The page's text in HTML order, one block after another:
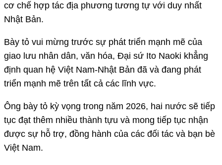
cơ chế hợp tác địa phương tương tự với duy nhất
Nhật Bản.
Bày tỏ vui mừng trước sự phát triển mạnh mẽ của
giao lưu nhân dân, văn hóa, Đại sứ Ito Naoki khẳng
định quan hệ Việt Nam-Nhật Bản đã và đang phát
triển mạnh mẽ trên tất cả các lĩnh vực.
Ông bày tỏ kỳ vọng trong năm 2026, hai nước sẽ tiếp
tục đạt thêm nhiều thành tựu và mong tiếp tục nhận
được sự hỗ trợ, đồng hành của các đối tác và bạn bè
Việt Nam.